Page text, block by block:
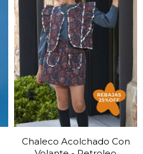
Chaleco Acolchado Con